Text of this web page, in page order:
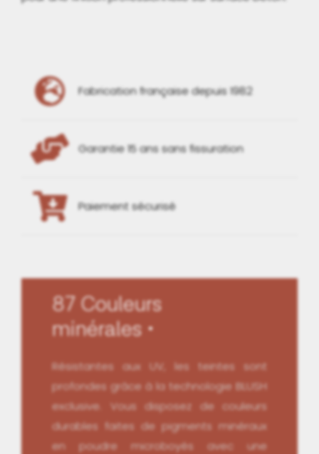
Fabrication française depuis 1982
Garantie 15 ans sans fissuration
Paiement sécurisé
87 Couleurs
minérales
Résistantes aux UV, les teintes sont
profondes grâce à la technologie BLUSH
exclusive. Vous disposez de couleurs
durables faites de pigments minéraux
en poudre microboyés avec une